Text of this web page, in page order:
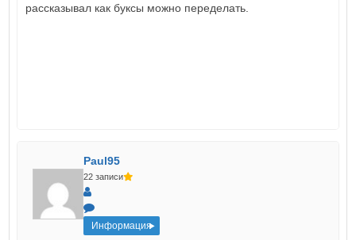
рассказывал как буксы можно переделать.
Paul95
22 записи
Информация